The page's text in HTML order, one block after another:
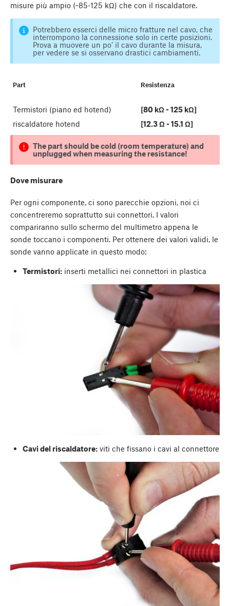
misure più ampio (~85-125 kΩ) che con il riscaldatore.
Potrebbero esserci delle micro fratture nel cavo, che
interrompono la connessione solo in certe posizioni.
Prova a muovere un po’ il cavo durante la misura,
per vedere se si osservano drastici cambiamenti.
Part Resistenza
Termistori (piano ed hotend)
[80 kΩ - 125 kΩ]
riscaldatore hotend
[12.3 Ω - 15.1 Ω]
The part should be cold (room temperature) and
unplugged when measuring the resistance!
Dove misurare
Per ogni componente, ci sono parecchie opzioni, noi ci
concentreremo soprattutto sui connettori. I valori
compariranno sullo schermo del multimetro appena le
sonde toccano i componenti. Per ottenere dei valori validi, le
sonde vanno applicate in questo modo:
Termistori:inserti metallici nei connettori in plastica
Cavi del riscaldatore:viti che fissano i cavi al connettore